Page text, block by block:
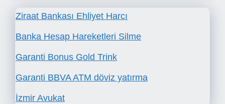
Ziraat Bankası Ehliyet Harcı
Banka Hesap Hareketleri Silme
Garanti Bonus Gold Trink
Garanti BBVA ATM döviz yatırma
İzmir Avukat